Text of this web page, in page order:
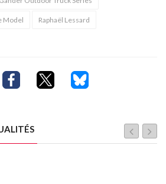
Model Raphaël Lessard